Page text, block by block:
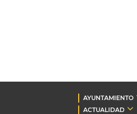
AYUNTAMIENTO
ACTUALIDAD